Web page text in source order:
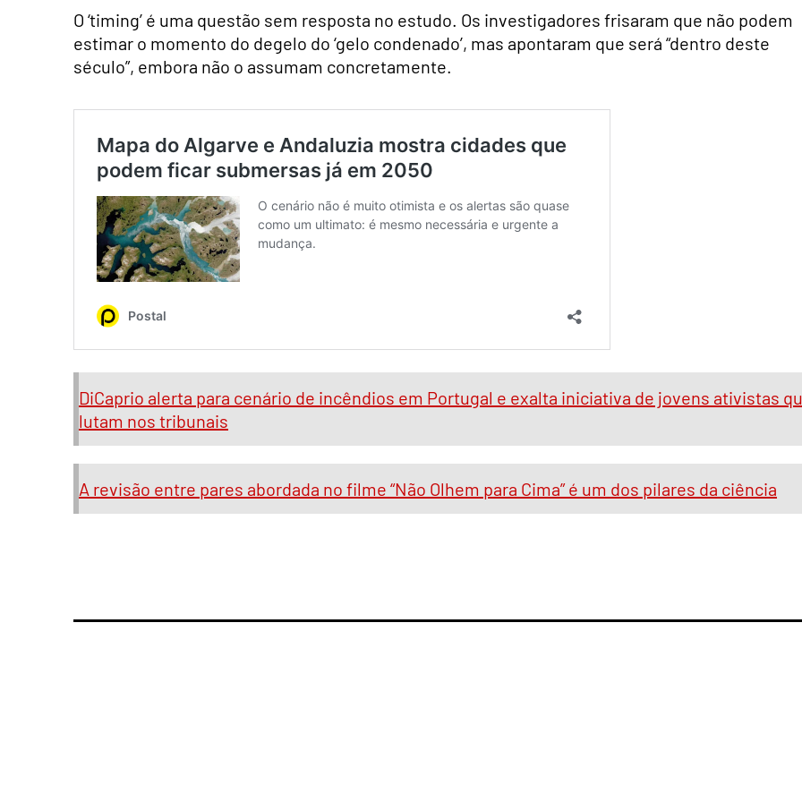
O ‘timing’ é uma questão sem resposta no estudo. Os investigadores frisaram que não podem
estimar o momento do degelo do ‘gelo condenado’, mas apontaram que será “dentro deste
século”, embora não o assumam concretamente.
DiCaprio alerta para cenário de incêndios em Portugal e exalta iniciativa de jovens ativistas
lutam nos tribunais
A revisão entre pares abordada no filme “Não Olhem para Cima” é um dos pilares da ciência